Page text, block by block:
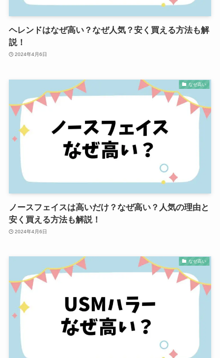
ヘレンドはなぜ高い？なぜ人気？安く買える方法も解
説！
2024年4月6日
なぜ高い
ノースフェイスは高いだけ？なぜ高い？人気の理由と
安く買える方法も解説！
2024年4月6日
なぜ高い